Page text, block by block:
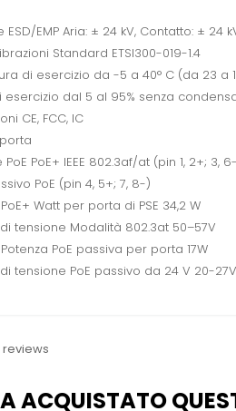
ESD/EMP Aria: ± 24 kV, Contatto: ± 24
Standard ETSI300-019-1.4
di esercizio da -5 a 40° C (da 23 a
esercizio dal 5 al 95% senza
CE, FCC, IC
PoE+ IEEE 802.3af/at (pin 1, 2+; 3,
PoE (pin 4, 5+; 7, 8-)
Watt per porta di PSE 34,2 W
tensione Modalità 802.3at 50–57V
PoE passiva per porta 17W
tensione PoE passivo da 24 V 20-27V
ACQUISTATO